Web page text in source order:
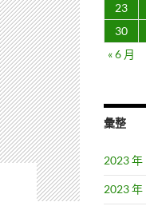
23
30
« 6 月
彙整
2023 年
2023 年